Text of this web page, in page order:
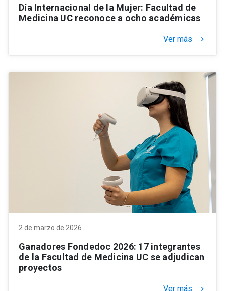
Día Internacional de la Mujer: Facultad de
Medicina UC reconoce a ocho académicas
Ver más keyboard_arrow_right
2 de marzo de 2026
Ganadores Fondedoc 2026: 17 integrantes
de la Facultad de Medicina UC se adjudican
proyectos
Ver más keyboard_arrow_right